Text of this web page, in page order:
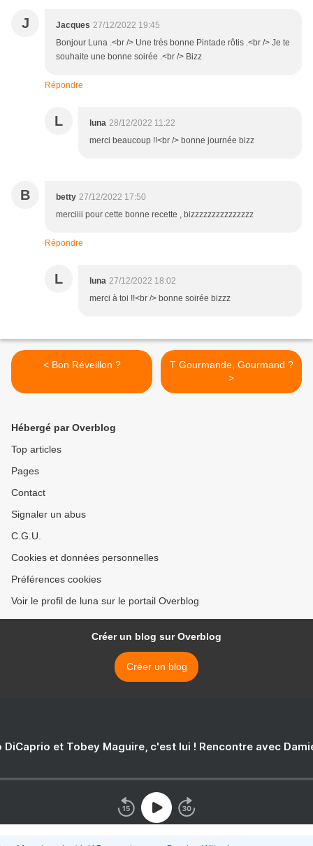
J Jacques 27/12/2022 19:45
Bonjour Luna .<br /> Une très bonne Pintade rôtis .<br /> Je te
souhaite une bonne soirée .<br /> Bizz
Répondre
L luna 28/12/2022 11:22
merci beaucoup !!<br /> bonne journée bizz
B betty 27/12/2022 17:50
merciiii pour cette bonne recette , bizzzzzzzzzzzzzzz
Répondre
L luna 27/12/2022 18:02
merci à toi !!<br /> bonne soirée bizzz
< Bon Réveillon ?
T Gourmande, Gourmand ?
>
Hébergé par Overblog
Top articles
Pages
Contact
Signaler un abus
C.G.U.
Cookies et données personnelles
Préférences cookies
Voir le profil de luna sur le portail Overblog
Créer un blog sur Overblog
Créer un blog
DiCaprio et Tobey Maguire, c'est lui ! Rencontre avec